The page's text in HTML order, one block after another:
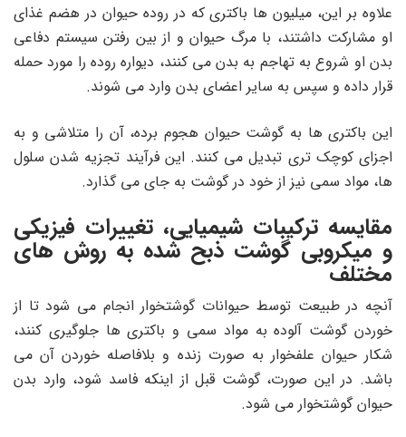
علاوه بر این، میلیون ها باکتری که در روده حیوان در هضم غذای
او مشارکت داشتند، با مرگ حیوان و از بین رفتن سیستم دفاعی
بدن او شروع به تهاجم به بدن می کنند، دیواره روده را مورد حمله
قرار داده و سپس به سایر اعضای بدن وارد می شوند.
این باکتری ها به گوشت حیوان هجوم برده، آن را متلاشی و به
اجزای کوچک تری تبدیل می کنند. این فرآیند تجزیه شدن سلول
ها، مواد سمی نیز از خود در گوشت به جای می گذارد.
مقایسه ترکیبات شیمیایی، تغییرات فیزیکی
و میکروبی گوشت ذبح شده به روش های
مختلف
آنچه در طبیعت توسط حیوانات گوشتخوار انجام می شود تا از
خوردن گوشت آلوده به مواد سمی و باکتری ها جلوگیری کنند،
شکار حیوان علفخوار به صورت زنده و بلافاصله خوردن آن می
باشد. در این صورت، گوشت قبل از اینکه فاسد شود، وارد بدن
حیوان گوشتخوار می شود.